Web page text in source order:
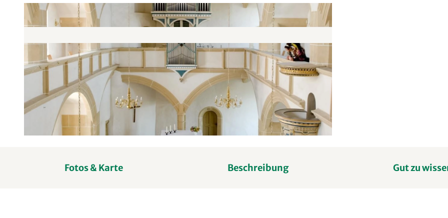
Fotos & Karte Beschreibung Gut zu